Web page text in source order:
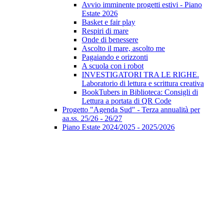
Avvio imminente progetti estivi - Piano
Estate 2026
Basket e fair play
Respiri di mare
Onde di benessere
Ascolto il mare, ascolto me
Pagaiando e orizzonti
A scuola con i robot
INVESTIGATORI TRA LE RIGHE.
Laboratorio di lettura e scrittura creativa
BookTubers in Biblioteca: Consigli di
Lettura a portata di QR Code
Progetto "Agenda Sud" - Terza annualità per
aa.ss. 25/26 - 26/27
Piano Estate 2024/2025 - 2025/2026